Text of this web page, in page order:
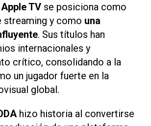
Apple TV se posiciona como
streaming y como una
. Sus títulos han
internacionales y
crítico, consolidando a la
un jugador fuerte en la
global.
hizo historia al convertirse